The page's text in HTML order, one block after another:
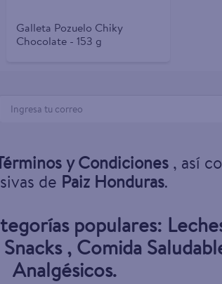
Galleta Pozuelo Chiky
Chocolate - 153 g
y Condiciones, así
de Paiz Honduras.
populares:
Snacks, Comida
Analgésicos.